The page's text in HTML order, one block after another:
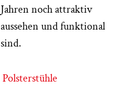
Jahren noch attraktiv
aussehen und funktional
sind.
Polsterstühle